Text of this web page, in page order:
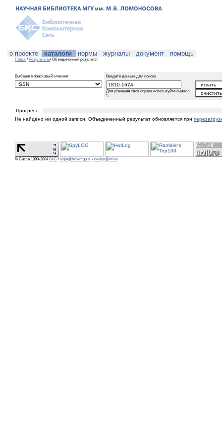
о проекте каталоги нормы журналы документ помощь
Поиск / Результаты/ Объединенный результат
Выберите поисковый элемент Введите данные для поиска
Для усечения слов справа используйте символ
*.
Прогресс:
Не найдено ни одной записи. Объединенный результат обновляется при
© Сигла 1999-2004 БКС / sigla@bks-mgu.ru / design@misa.